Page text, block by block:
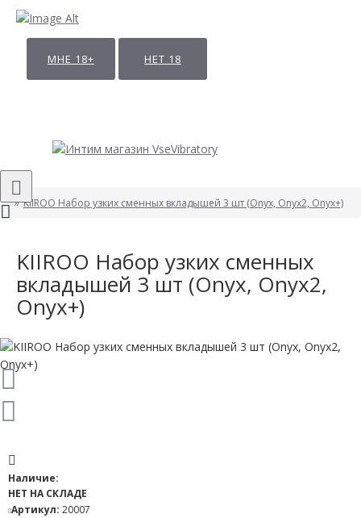
МНЕ 18+ НЕТ 18
KIIROO Набор узких сменных вкладышей 3 шт (Onyx, Onyx2, Onyx+)
KIIROO Набор узких сменных
вкладышей 3 шт (Onyx, Onyx2,
Onyx+)
Наличие:
НЕТ НА СКЛАДЕ
Артикул: 20007